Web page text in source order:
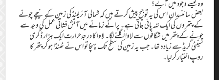
وہ کیسے وجود میں آئے؟‏
بعض سائنسدان اس کی یہ توجیح پیش کرتے ہیں کہ شمالی آئرلینڈ کی زمین کے نیچے چونے
کے پتھروں کی ایک تہہ پائی جاتی ہے۔‏ پرانے زمانے میں آتش‌فشانی عمل کی وجہ سے
چونے کے پتھر میں شگافوں سے لاوا اُگلنے لگا۔‏ لاوا کا درجۂ‌حرارت ایک ہزار ڈگری
سینٹی‌گریڈ سے زیادہ تھا۔‏ جب یہ زمین کی سطح تک پہنچا تو اس نے ٹھنڈا ہو کر پتھر کا
روپ اختیار کر لیا۔‏